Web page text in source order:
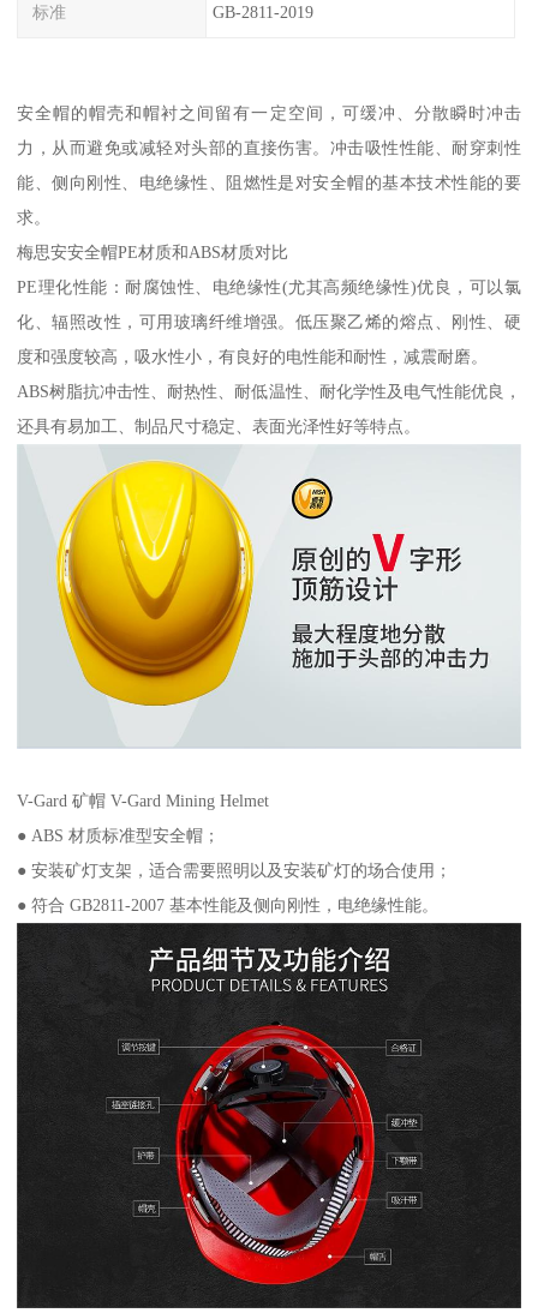
标准 GB-2811-2019
安全帽的帽壳和帽衬之间留有一定空间，可缓冲、分散瞬时冲击
力，从而避免或减轻对头部的直接伤害。冲击吸性性能、耐穿刺性
能、侧向刚性、电绝缘性、阻燃性是对安全帽的基本技术性能的要
求。
梅思安安全帽PE材质和ABS材质对比
PE理化性能：耐腐蚀性、电绝缘性(尤其高频绝缘性)优良，可以氯
化、辐照改性，可用玻璃纤维增强。低压聚乙烯的熔点、刚性、硬
度和强度较高，吸水性小，有良好的电性能和耐性，减震耐磨。
ABS树脂抗冲击性、耐热性、耐低温性、耐化学性及电气性能优良，
还具有易加工、制品尺寸稳定、表面光泽性好等特点。
V-Gard 矿帽 V-Gard Mining Helmet
● ABS 材质标准型安全帽；
● 安装矿灯支架，适合需要照明以及安装矿灯的场合使用；
● 符合 GB2811-2007 基本性能及侧向刚性，电绝缘性能。